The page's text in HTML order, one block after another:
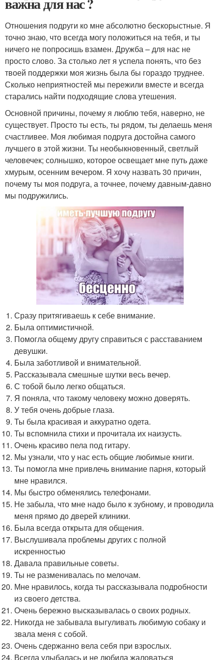
Отношения подруги ко мне абсолютно бескорыстные. Я
точно знаю, что всегда могу положиться на тебя, и ты
ничего не попросишь взамен. Дружба – для нас не
просто слово. За столько лет я успела понять, что без
твоей поддержки моя жизнь была бы гораздо труднее.
Сколько неприятностей мы пережили вместе и всегда
старались найти подходящие слова утешения.
Основной причины, почему я люблю тебя, наверно, не
существует. Просто ты есть, ты рядом, ты делаешь меня
счастливее. Моя любимая подруга достойна самого
лучшего в этой жизни. Ты необыкновенный, светлый
человечек; солнышко, которое освещает мне путь даже
хмурым, осенним вечером. Я хочу назвать 30 причин,
почему ты моя подруга, а точнее, почему давным-давно
мы подружились.
Сразу притягиваешь к себе внимание.
Была оптимистичной.
Помогла общему другу справиться с расставанием
девушки.
Была заботливой и внимательной.
Рассказывала смешные шутки весь вечер.
С тобой было легко общаться.
Я поняла, что такому человеку можно доверять.
У тебя очень добрые глаза.
Ты была красивая и аккуратно одета.
Ты вспомнила стихи и прочитала их наизусть.
Очень красиво пела под гитару.
Мы узнали, что у нас есть общие любимые книги.
Ты помогла мне привлечь внимание парня, который
мне нравился.
Мы быстро обменялись телефонами.
Не забыла, что мне надо было к зубному, и проводила
меня прямо до дверей клиники.
Была всегда открыта для общения.
Выслушивала проблемы других с полной
искренностью
Давала правильные советы.
Ты не разменивалась по мелочам.
Мне нравилось, когда ты рассказывала подробности
из своего детства.
Очень бережно высказывалась о своих родных.
Никогда не забывала выгуливать любимую собаку и
звала меня с собой.
Очень сдержанно вела себя при взрослых.
Всегда улыбалась и не любила жаловаться